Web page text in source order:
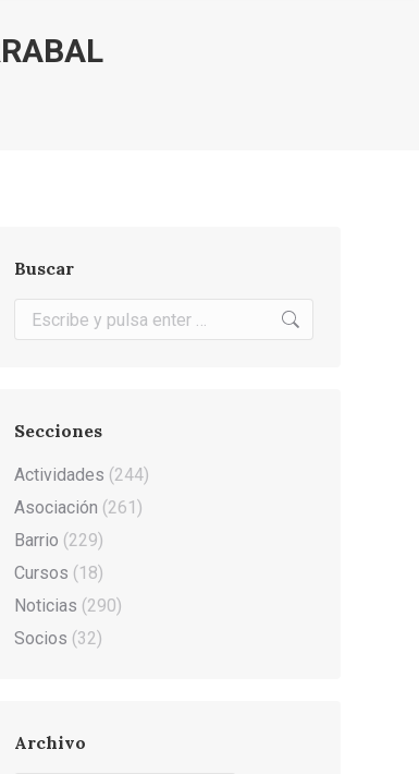
Buscar
Buscar:
Secciones
Actividades (244)
Asociación (261)
Barrio (229)
Cursos (18)
Noticias (290)
Socios (32)
Archivo